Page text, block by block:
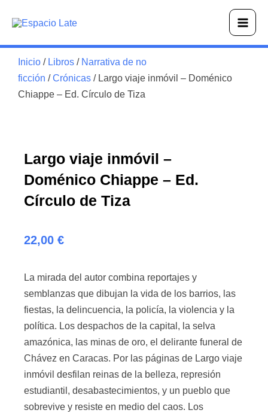
Main
Inicio / Libros / Narrativa de no
ficción /Crónicas / Largo viaje inmóvil – Doménico
Chiappe – Ed. Círculo de Tiza
Largo viaje inmóvil –
Doménico Chiappe – Ed.
Círculo de Tiza
22,00 €
La mirada del autor combina reportajes y
semblanzas que dibujan la vida de los barrios, las
fiestas, la delincuencia, la policía, la violencia y la
política. Los despachos de la capital, la selva
amazónica, las minas de oro, el delirante funeral de
Chávez en Caracas. Por las páginas de Largo viaje
inmóvil desfilan reinas de la belleza, represión
estudiantil, desabastecimientos, y un pueblo que
sobrevive y resiste en medio del caos. Los